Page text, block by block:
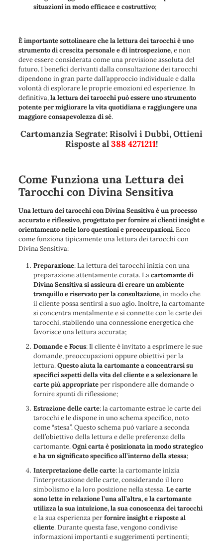
situazioni in modo efficace e costruttivo;
È importante sottolineare che la lettura dei tarocchi è uno
strumento di crescita personale e di introspezione, e non
deve essere considerata come una previsione assoluta del
futuro. I benefici derivanti dalla consultazione dei tarocchi
dipendono in gran parte dall’approccio individuale e dalla
volontà di esplorare le proprie emozioni ed esperienze. In
definitiva,la lettura dei tarocchi può essere uno strumento
potente per migliorare la vita quotidiana e raggiungere una
maggiore consapevolezza di sé.
Cartomanzia Segrate: Risolvi i Dubbi, Ottieni
Risposte al388 4271211!
Come Funziona una Lettura dei
Tarocchi con Divina Sensitiva
Una lettura dei tarocchi con Divina Sensitiva è un processo
accurato e riflessivo,progettato per fornire ai clienti insight e
orientamento nelle loro questioni e preoccupazioni. Ecco
come funziona tipicamente una lettura dei tarocchi con
Divina Sensitiva:
Preparazione: La lettura dei tarocchi inizia con una
preparazione attentamente curata. Lacartomante di
Divina Sensitiva si assicura di creare un ambiente
tranquillo e riservato per la consultazione, in modo che
il cliente possa sentirsi a suo agio. Inoltre, la cartomante
si concentra mentalmente e si connette con le carte dei
tarocchi, stabilendo una connessione energetica che
favorisce una lettura accurata;
Domande e Focus: Il cliente è invitato a esprimere le sue
domande, preoccupazioni oppure obiettivi per la
lettura.Questo aiuta la cartomante a concentrarsi su
specifici aspetti della vita del cliente e a selezionare le
carte più appropriateper rispondere alle domande o
fornire spunti di riflessione;
Estrazione delle carte: la cartomante estrae le carte dei
tarocchi e le dispone in uno schema specifico, noto
come “stesa”. Questo schema può variare a seconda
dell’obiettivo della lettura e delle preferenze della
cartomante.Ogni carta è posizionata in modo strategico
e ha un significato specifico all’interno della stessa;
Interpretazione delle carte: la cartomante inizia
l’interpretazione delle carte, considerando il loro
simbolismo e la loro posizione nella stessa.Le carte
sono lette in relazione l’una all’altra, e la cartomante
utilizza la sua intuizione, la sua conoscenza dei tarocchi
e la sua esperienza perfornire insight e risposte al
cliente. Durante questa fase, vengono condivise
informazioni importanti e suggerimenti pertinenti;